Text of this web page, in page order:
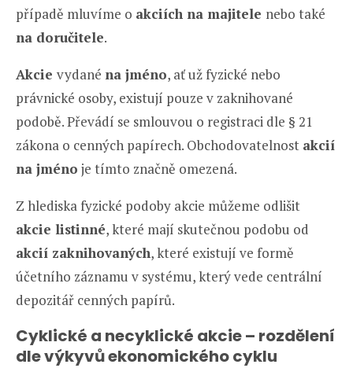
případě mluvíme o akciích na majitele nebo také
na doručitele.
Akcie vydané na jméno, ať už fyzické nebo
právnické osoby, existují pouze v zaknihované
podobě. Převádí se smlouvou o registraci dle § 21
zákona o cenných papírech. Obchodovatelnost akcií
na jméno je tímto značně omezená.
Z hlediska fyzické podoby akcie můžeme odlišit
akcie listinné, které mají skutečnou podobu od
akcií zaknihovaných, které existují ve formě
účetního záznamu v systému, který vede centrální
depozitář cenných papírů.
Cyklické a necyklické akcie – rozdělení
dle výkyvů ekonomického cyklu